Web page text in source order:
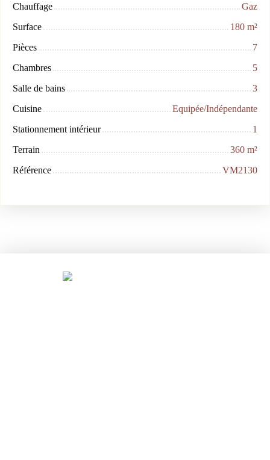
Chauffage
Gaz
Surface
180 m²
Pièces
7
Chambres
5
Salle de bains
3
Cuisine
Equipée/Indépendante
Stationnement intérieur
1
Terrain
360 m²
Référence
VM2130